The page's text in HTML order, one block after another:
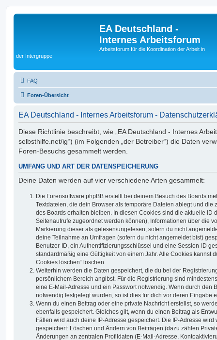
EA Deutschland -
Internes Arbeitsforum
Arbeitsforum für die Koordination der Arbeit in
der Intergruppe
FAQ
Foren-Übersicht
EA Deutschland - Internes Arbeitsforum -
Diese Richtlinie beschreibt, wie „EA Deutschland - Internes
selbsthilfe.net/ig“) (im Folgenden „der Betreiber“) die Daten
Foren-Besuchs gesammelt werden.
UMFANG UND ART DER DATENSPEICHERUNG
Deine Daten werden auf vier verschiedene Arten gesammelt:
Die Forensoftware phpBB erstellt bei deinem Besuch des Boards
Textdateien, die dein Browser als temporäre Dateien ablegt und die
des Boards erhalten bleiben. In diesen Cookies sind die aktuelle ID
Seitenaufrufe zugeordnet werden können), Informationen über die
Markierung dieser als gelesen/ungelesen; sofern du nicht
deine Teilnahme an Umfragen (sofern du nicht angemeldet bist)
Benutzer-ID, ein Authentifizierungsschlüssel und eine Session-ID
standardmäßig eine Gültigkeit von einem Jahr. Alle Cookies kannst
Cookies löschen“ löschen.
Weiterhin werden die Daten gespeichert, die du bei der
persönlichem Bereich angibst. Für die Registrierung sind
eine E-Mail-Adresse und ein Passwort notwendig. Wenn durch den
notwendig festgelegt wurden, so ist dies für dich vor deren Eingabe
Wenn du einen Beitrag oder eine private Nachricht erstellst, so
ebenfalls gespeichert. Gleiches gilt, wenn du einen Beitrag als
Fällen wird auch deine IP-Adresse gespeichert. Die IP-Adresse
gespeichert: Löschen und Ändern von Beiträgen (dazu zählen
Änderungen an zentralen Profildaten (E-Mail-Adresse,